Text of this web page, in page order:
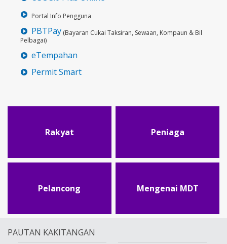
Portal Info Pengguna
PBTPay (Bayaran Cukai Taksiran, Sewaan, Kompaun & Bil
Pelbagai)
eTempahan
Permit Smart
Rakyat Peniaga
Pelancong Mengenai MDT
PAUTAN KAKITANGAN